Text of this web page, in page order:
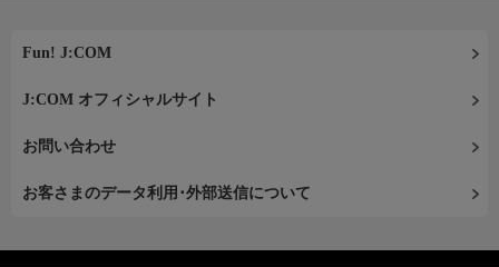
Fun! J:COM
J:COM オフィシャルサイト
お問い合わせ
お客さまのデータ利用･外部送信について